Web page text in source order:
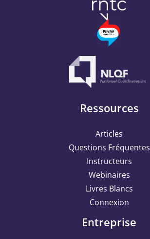
Ressources
Articles
Questions Fréquentes
Instructeurs
Webinaires
Livres Blancs
Connexion
Entreprise